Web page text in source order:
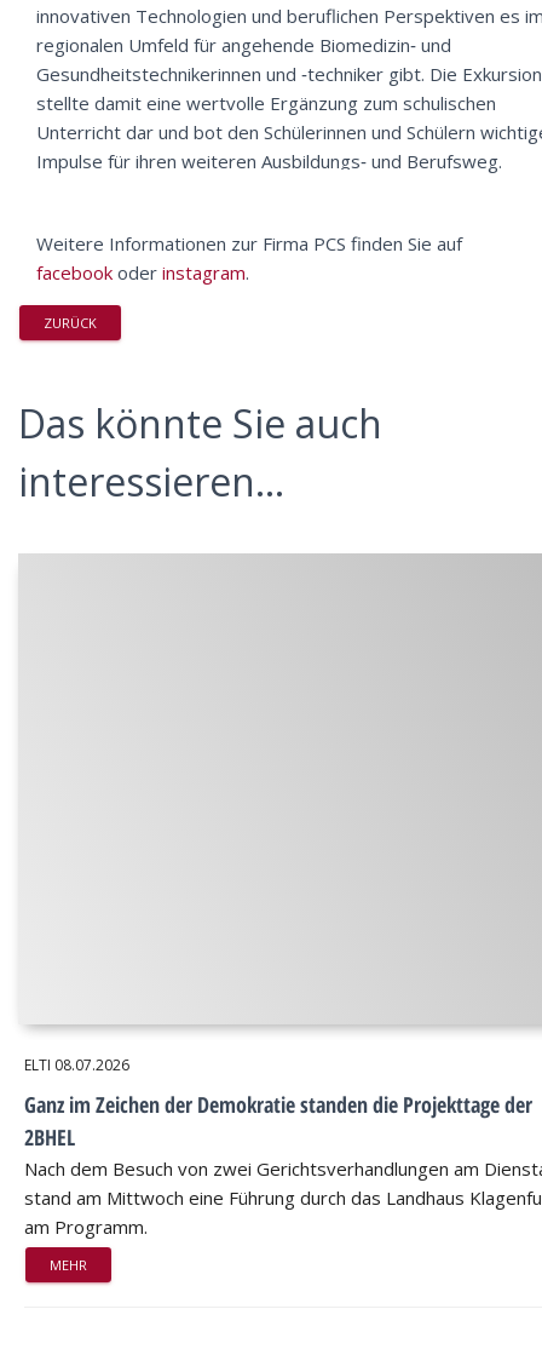
innovativen Technologien und beruflichen Perspektiven es
regionalen Umfeld für angehende Biomedizin‑ und
Gesundheitstechnikerinnen und ‑techniker gibt. Die Exkursion
stellte damit eine wertvolle Ergänzung zum schulischen
Unterricht dar und bot den Schülerinnen und Schülern
Impulse für ihren weiteren Ausbildungs‑ und Berufsweg.
Weitere Informationen zur Firma PCS finden Sie auf
facebook oder instagram.
ZURÜCK
Das könnte Sie auch
interessieren...
ELTI 08.07.2026
Ganz im Zeichen der Demokratie standen die Projekttage der
2BHEL
Nach dem Besuch von zwei Gerichtsverhandlungen am
stand am Mittwoch eine Führung durch das Landhaus
am Programm.
MEHR